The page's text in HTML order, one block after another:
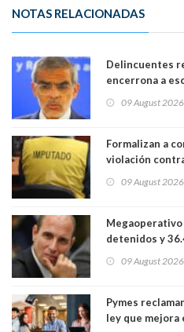
NOTAS RELACIONADAS
Delincuentes
encerrona a
Lo Espejo
09 August 2026
Formalizan a
violación
09 August 2026
detenidos y
09 August 2026
Pymes
ley que mejora